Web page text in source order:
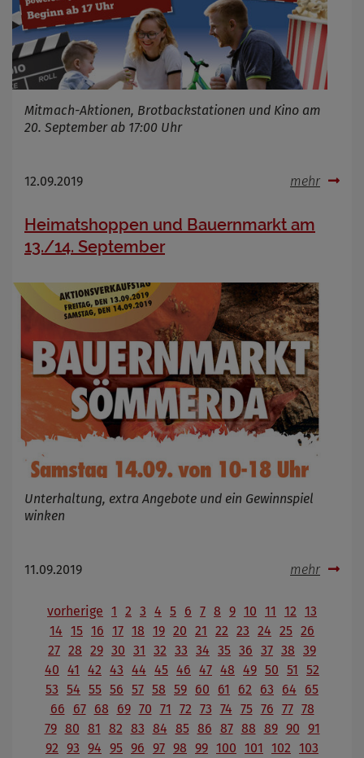
Mitmach-Aktionen, Brotbackstationen und Kino am
20. September ab 17:00 Uhr
12.09.2019 mehr
Heimatshoppen und Bauernmarkt am
13./14. September
Unterhaltung, extra Angebote und ein Gewinnspiel
winken
11.09.2019 mehr
vorherige 1 2 3 4 5 6 7 8 9 10 11 12 13
14 15 16 17 18 19 20 21 22 23 24 25 26
27 28 29 30 31 32 33 34 35 36 37 38 39
40 41 42 43 44 45 46 47 48 49 50 51
52
53 54 55 56 57 58 59 60 61 62 63 64
65
66
67 68 69 70 71 72 73 74 75 76 77 78
79 80 81 82 83 84 85 86 87 88 89 90 91
92 93 94 95 96 97 98 99 100 101 102 103